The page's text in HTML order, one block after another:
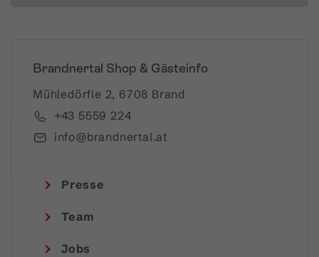
Brandnertal Shop & Gästeinfo
Mühledörfle 2, 6708 Brand
+43 5559 224
info@brandnertal.at
Presse
Team
Jobs